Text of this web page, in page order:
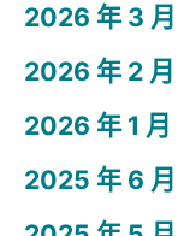
2026 年 3 月
2026 年 2 月
2026 年 1 月
2025 年 6 月